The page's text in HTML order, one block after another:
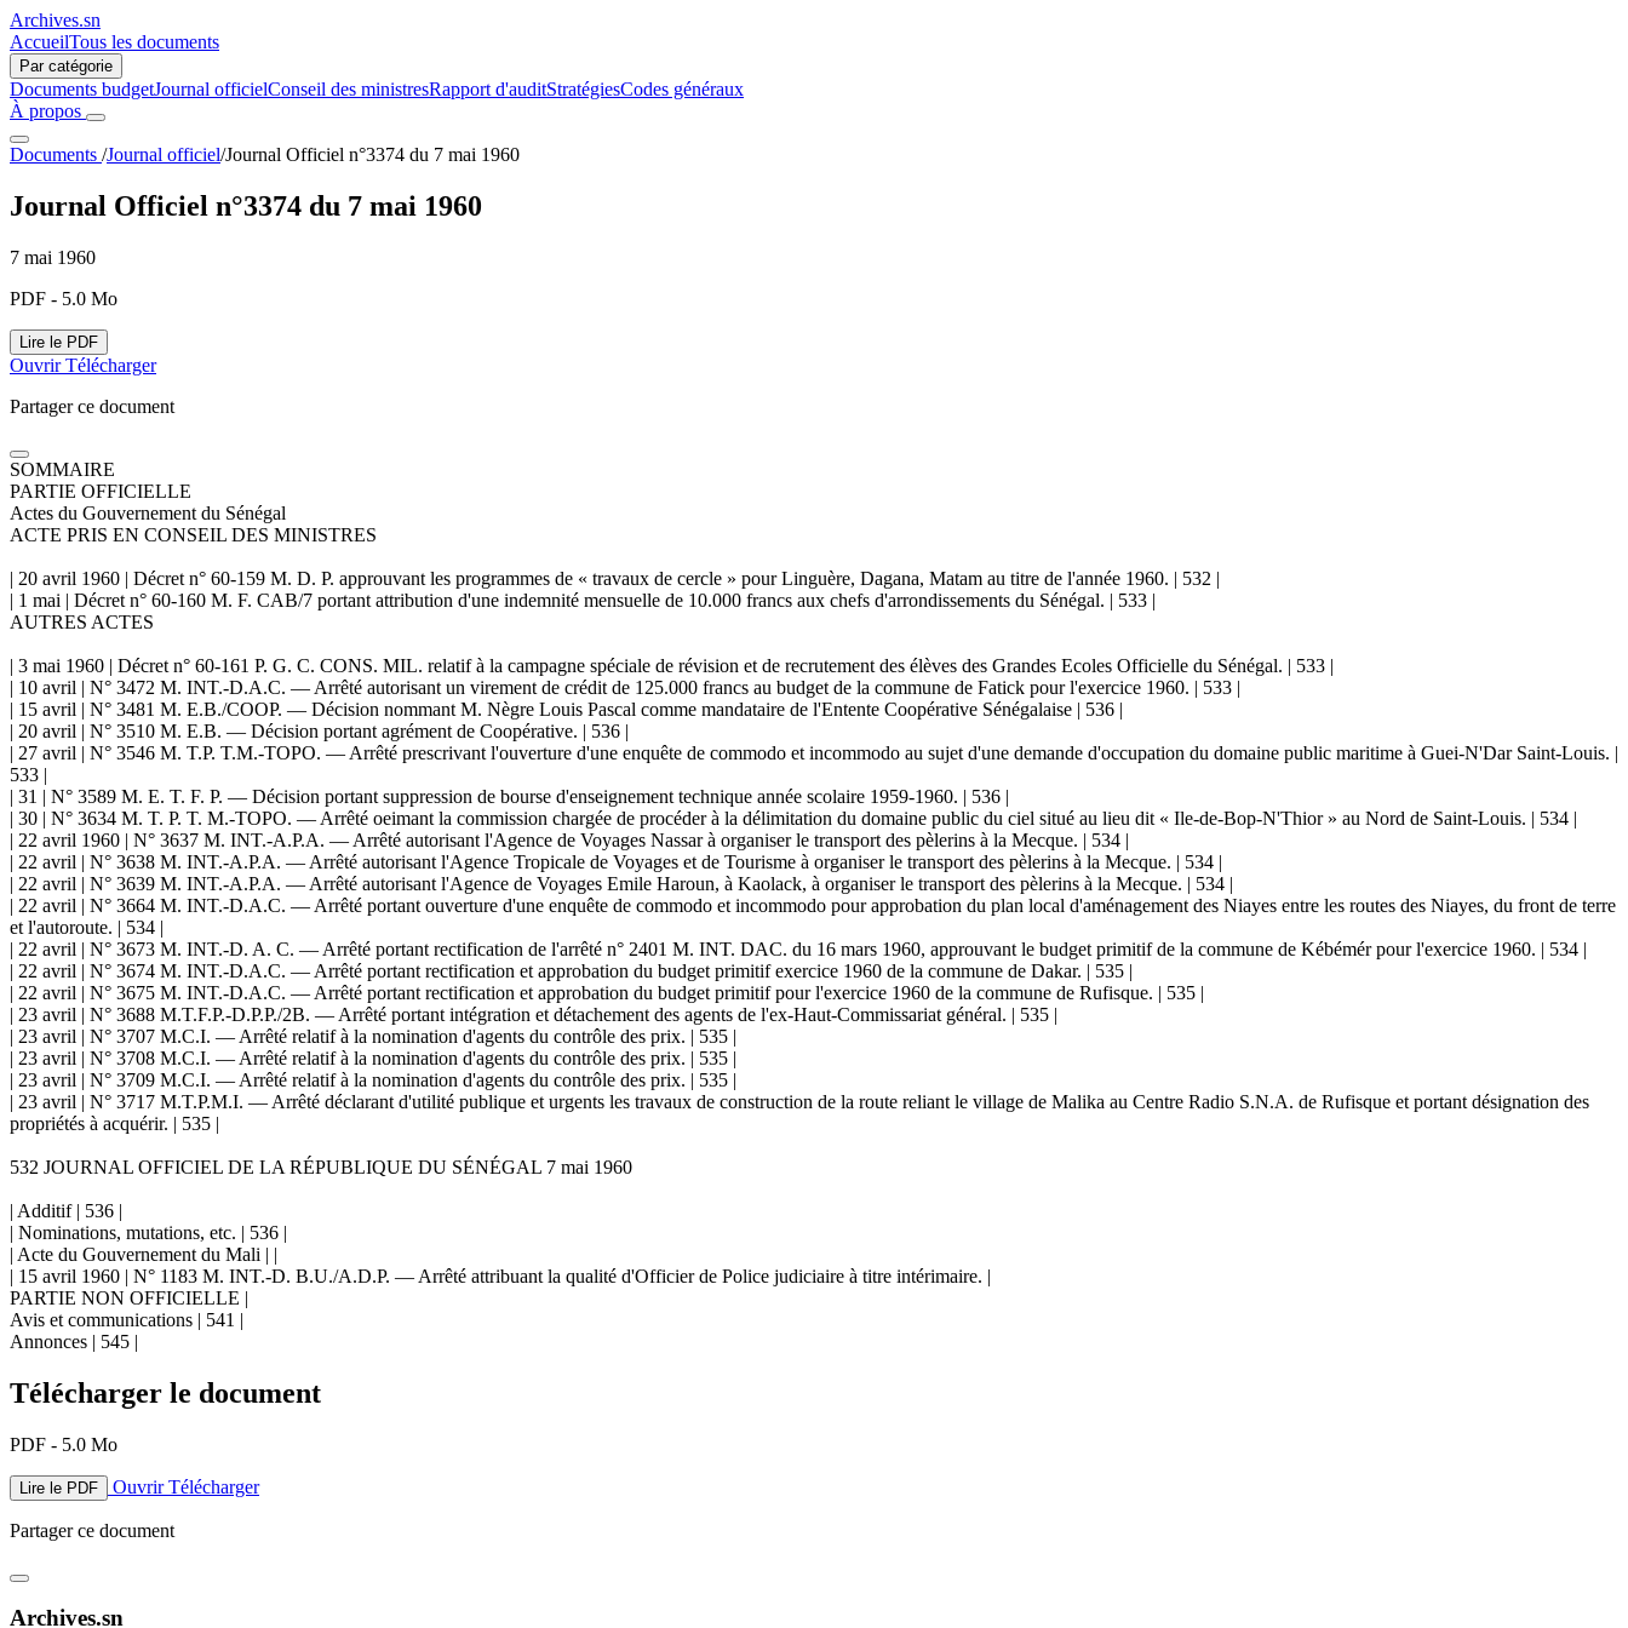
Archives.sn
AccueilTous les documents
Par catégorie
Documents budgetJournal officielConseil des ministresRapport d'auditStratégiesCodes généraux
À propos
Documents /Journal officiel/Journal Officiel n°3374 du 7 mai 1960
Journal Officiel n°3374 du 7 mai 1960
7 mai 1960
PDF - 5.0 Mo
Lire le PDF
OuvrirTélécharger
Partager ce document
SOMMAIRE
PARTIE OFFICIELLE
Actes du Gouvernement du Sénégal
ACTE PRIS EN CONSEIL DES MINISTRES
| 20 avril 1960 | Décret n° 60-159 M. D. P. approuvant les programmes de « travaux de cercle » pour Linguère, Dagana, Matam au titre de l'année 1960. | 532 |
| 1 mai | Décret n° 60-160 M. F. CAB/7 portant attribution d'une indemnité mensuelle de 10.000 francs aux chefs d'arrondissements du Sénégal. | 533 |
AUTRES ACTES
| 3 mai 1960 | Décret n° 60-161 P. G. C. CONS. MIL. relatif à la campagne spéciale de révision et de recrutement des élèves des Grandes Ecoles Officielle du Sénégal. | 533 |
| 10 avril | N° 3472 M. INT.-D.A.C. — Arrêté autorisant un virement de crédit de 125.000 francs au budget de la commune de Fatick pour l'exercice 1960. | 533 |
| 15 avril | N° 3481 M. E.B./COOP. — Décision nommant M. Nègre Louis Pascal comme mandataire de l'Entente Coopérative Sénégalaise | 536 |
| 20 avril | N° 3510 M. E.B. — Décision portant agrément de Coopérative. | 536 |
| 27 avril | N° 3546 M. T.P. T.M.-TOPO. — Arrêté prescrivant l'ouverture d'une enquête de commodo et incommodo au sujet d'une demande d'occupation du domaine public maritime à Guei-N'Dar Saint-Louis. |
533 |
| 31 | N° 3589 M. E. T. F. P. — Décision portant suppression de bourse d'enseignement technique année scolaire 1959-1960. | 536 |
| 30 | N° 3634 M. T. P. T. M.-TOPO. — Arrêté oeimant la commission chargée de procéder à la délimitation du domaine public du ciel situé au lieu dit « Ile-de-Bop-N'Thior » au Nord de Saint-Louis. | 534 |
| 22 avril 1960 | N° 3637 M. INT.-A.P.A. — Arrêté autorisant l'Agence de Voyages Nassar à organiser le transport des pèlerins à la Mecque. | 534 |
| 22 avril | N° 3638 M. INT.-A.P.A. — Arrêté autorisant l'Agence Tropicale de Voyages et de Tourisme à organiser le transport des pèlerins à la Mecque. | 534 |
| 22 avril | N° 3639 M. INT.-A.P.A. — Arrêté autorisant l'Agence de Voyages Emile Haroun, à Kaolack, à organiser le transport des pèlerins à la Mecque. | 534 |
| 22 avril | N° 3664 M. INT.-D.A.C. — Arrêté portant ouverture d'une enquête de commodo et incommodo pour approbation du plan local d'aménagement des Niayes entre les routes des Niayes, du front de terre
et l'autoroute. | 534 |
| 22 avril | N° 3673 M. INT.-D. A. C. — Arrêté portant rectification de l'arrêté n° 2401 M. INT. DAC. du 16 mars 1960, approuvant le budget primitif de la commune de Kébémér pour l'exercice 1960. | 534 |
| 22 avril | N° 3674 M. INT.-D.A.C. — Arrêté portant rectification et approbation du budget primitif exercice 1960 de la commune de Dakar. | 535 |
| 22 avril | N° 3675 M. INT.-D.A.C. — Arrêté portant rectification et approbation du budget primitif pour l'exercice 1960 de la commune de Rufisque. | 535 |
| 23 avril | N° 3688 M.T.F.P.-D.P.P./2B. — Arrêté portant intégration et détachement des agents de l'ex-Haut-Commissariat général. | 535 |
| 23 avril | N° 3707 M.C.I. — Arrêté relatif à la nomination d'agents du contrôle des prix. | 535 |
| 23 avril | N° 3708 M.C.I. — Arrêté relatif à la nomination d'agents du contrôle des prix. | 535 |
| 23 avril | N° 3709 M.C.I. — Arrêté relatif à la nomination d'agents du contrôle des prix. | 535 |
| 23 avril | N° 3717 M.T.P.M.I. — Arrêté déclarant d'utilité publique et urgents les travaux de construction de la route reliant le village de Malika au Centre Radio S.N.A. de Rufisque et portant désignation des
propriétés à acquérir. | 535 |
532 JOURNAL OFFICIEL DE LA RÉPUBLIQUE DU SÉNÉGAL 7 mai 1960
| Additif | 536 |
| Nominations, mutations, etc. | 536 |
| Acte du Gouvernement du Mali | |
| 15 avril 1960 | N° 1183 M. INT.-D. B.U./A.D.P. — Arrêté attribuant la qualité d'Officier de Police judiciaire à titre intérimaire. |
PARTIE NON OFFICIELLE |
Avis et communications | 541 |
Annonces | 545 |
Télécharger le document
PDF - 5.0 Mo
Lire le PDF OuvrirTélécharger
Partager ce document
Archives.sn